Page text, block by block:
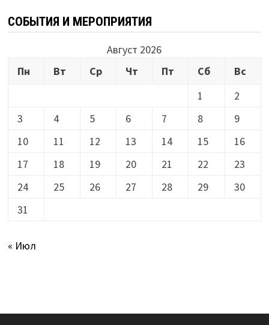
СОБЫТИЯ И МЕРОПРИЯТИЯ
Август 2026
Пн
Вт Ср Чт Пт Сб
Вс
1
2
3
4 5 6 7 8
9
10
11 12 13 14 15
16
17
18 19 20 21 22
23
24
25 26 27 28 29
30
31
« Июл